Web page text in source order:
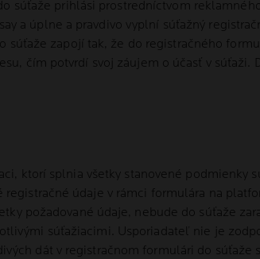
súťaže prihlási prostredníctvom
a úplne a pravdivo vyplní súťažný
súťaže zapojí tak, že do registračného
čím potvrdí svoj záujem o účasť v súťaži.
ktorí splnia všetky stanovené podmienky
údaje v rámci formulára na
požadované údaje, nebude do súťaže
súťažiacimi. Usporiadateľ nie je
dát v registračnom formulári do súťaže